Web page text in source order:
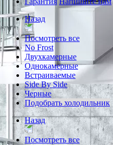
Назад
Посмотреть все
No Frost
Двухкамерные
Однокамерные
Встраиваемые
Side By Side
Черные
Подобрать холодильник
Назад
Посмотреть все